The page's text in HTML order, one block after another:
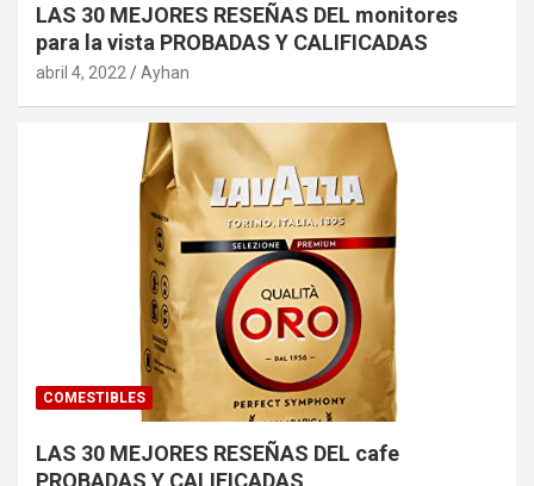
LAS 30 MEJORES RESEÑAS DEL monitores
para la vista PROBADAS Y CALIFICADAS
abril 4, 2022 Ayhan
COMESTIBLES
LAS 30 MEJORES RESEÑAS DEL cafe
PROBADAS Y CALIFICADAS